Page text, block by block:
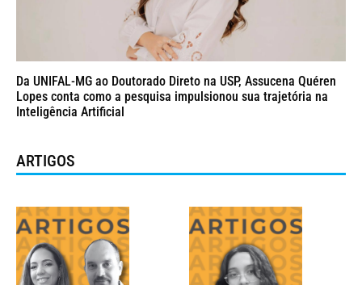
Da UNIFAL-MG ao Doutorado Direto na USP, Assucena Quéren
Lopes conta como a pesquisa impulsionou sua trajetória na
Inteligência Artificial
ARTIGOS